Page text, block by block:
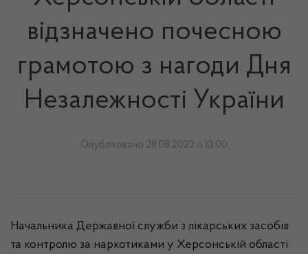
відзначено почесною
грамотою з нагоди Дня
Незалежності України
Опубліковано 28.08.2023 о 13:00
Начальника Державної служби з лікарських засобів
та контролю за наркотиками у Херсонській області